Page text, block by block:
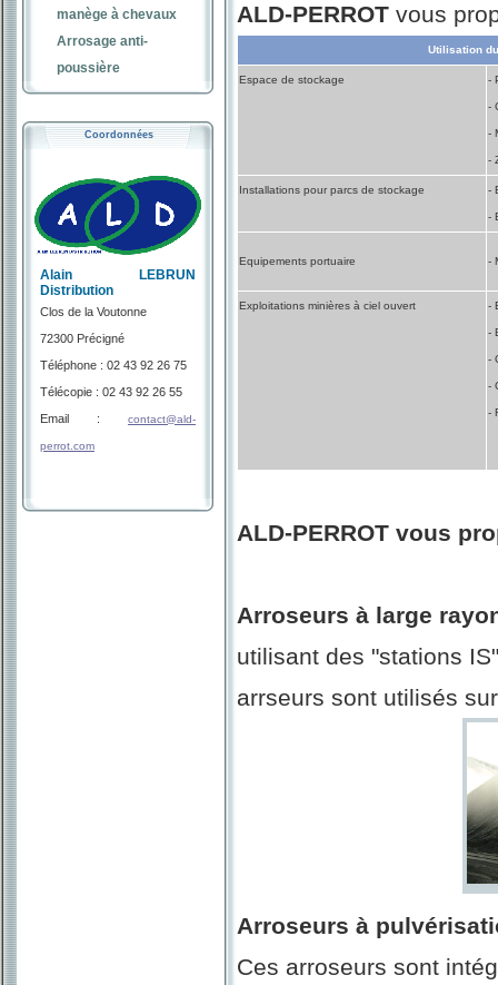
manège à chevaux
Arrosage anti-
poussière
Coordonnées
Alain LEBRUN
Distribution
Clos de la Voutonne
72300 Précigné
Téléphone : 02 43 92 26 75
Télécopie : 02 43 92 26 55
Email : contact@ald-
perrot.com
ALD-PERROT vous
Utilisation
Espace de stockage -
-
-
-
Installations pour parcs de stockage -
-
Equipements portuaire -
Exploitations minières à ciel ouvert -
-
-
-
-
ALD-PERROT vous
Arroseurs à large
utilisant des "stations
arrseurs sont utilisés
Arroseurs à
Ces arroseurs sont